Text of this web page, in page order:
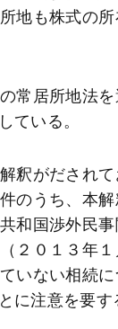
地も株式の
常居所地法
ている。
釈がだされ
のうち、本
和国渉外民
２０１３年
いない相続
に注意を要す